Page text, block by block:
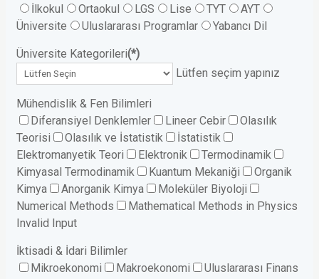
İlkokul
Ortaokul LGS Lise TYT
AYT
Üniversite
Uluslararası Programlar Yabancı Dil
Üniversite Kategorileri(*)
Lütfen seçim yapınız
Mühendislik & Fen Bilimleri
Diferansiyel Denklemler
Lineer Cebir
Olasılık
Teorisi
Olasılık ve İstatistik
İstatistik
Elektromanyetik Teori
Elektronik
Termodinamik
Kimyasal Termodinamik
Kuantum Mekaniği
Organik
Kimya
Anorganik Kimya
Moleküler Biyoloji
Numerical Methods
Mathematical Methods in Physics
Invalid Input
İktisadi & İdari Bilimler
Mikroekonomi
Makroekonomi
Uluslararası Finans